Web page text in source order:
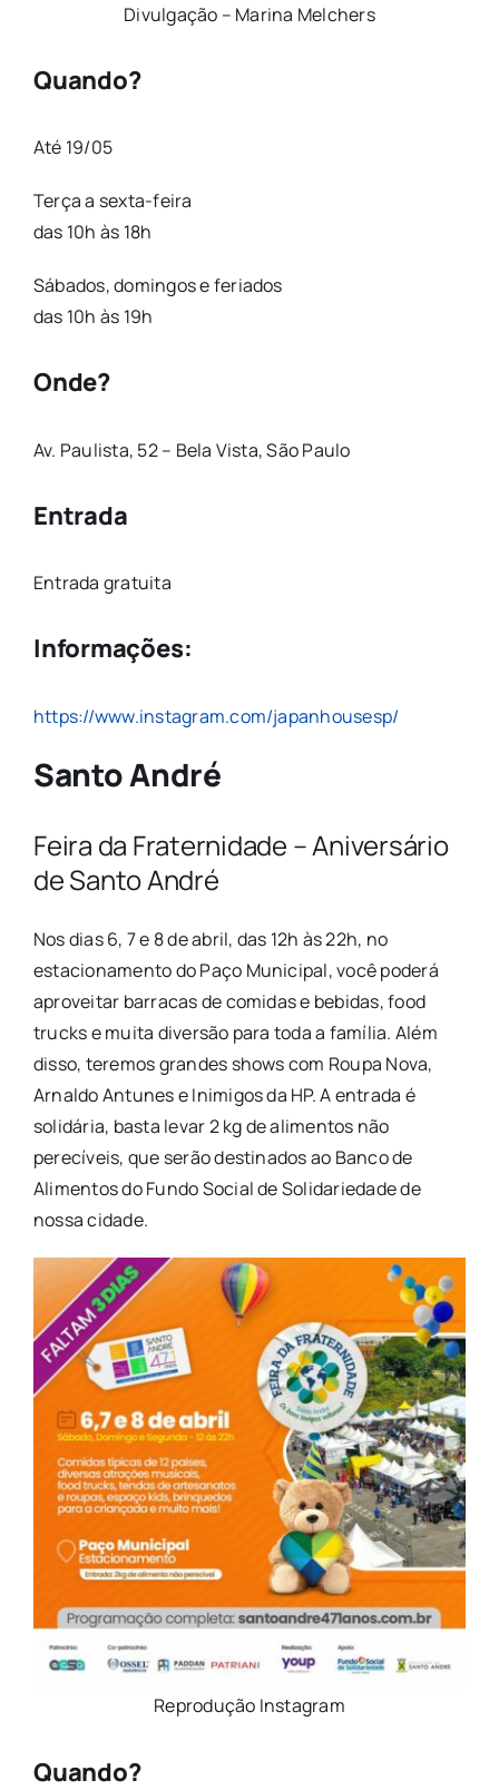
Divulgação – Marina Melchers
Quando?
Até 19/05
Terça a sexta-feira
das 10h às 18h
Sábados, domingos e feriados
das 10h às 19h
Onde?
Av. Paulista, 52 – Bela Vista, São Paulo
Entrada
Entrada gratuita
Informações:
https://www.instagram.com/japanhousesp/
Santo André
Feira da Fraternidade – Aniversário
de Santo André
Nos dias 6, 7 e 8 de abril, das 12h às 22h, no
estacionamento do Paço Municipal, você poderá
aproveitar barracas de comidas e bebidas, food
trucks e muita diversão para toda a família. Além
disso, teremos grandes shows com Roupa Nova,
Arnaldo Antunes e Inimigos da HP. A entrada é
solidária, basta levar 2 kg de alimentos não
perecíveis, que serão destinados ao Banco de
Alimentos do Fundo Social de Solidariedade de
nossa cidade.
Reprodução Instagram
Quando?